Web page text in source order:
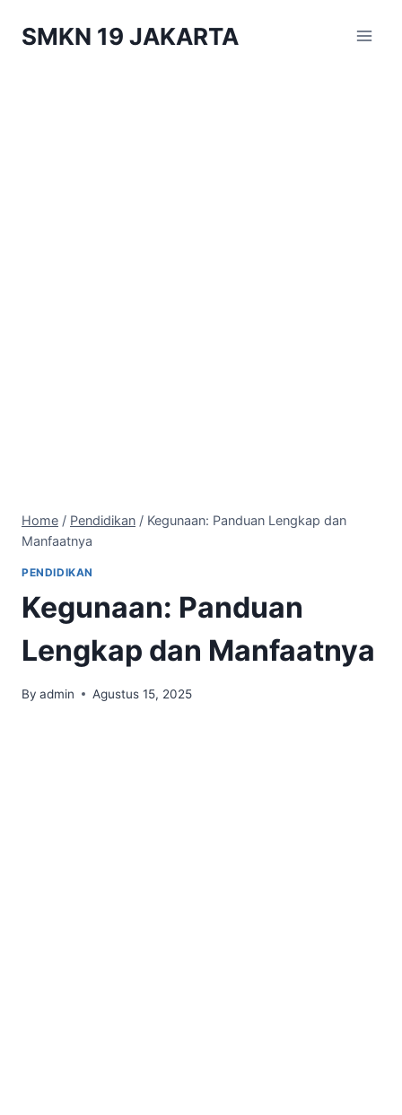
SMKN 19 JAKARTA
Home / Pendidikan / Kegunaan: Panduan Lengkap dan
Manfaatnya
PENDIDIKAN
Kegunaan: Panduan
Lengkap dan Manfaatnya
By admin Agustus 15, 2025